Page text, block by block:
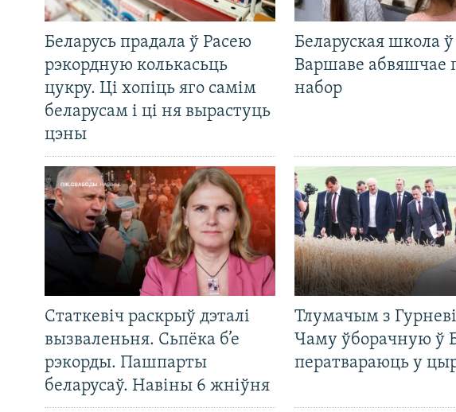
Беларусь прадала ў Расею
рэкордную колькасьць
цукру. Ці хопіць яго самім
беларусам і ці ня вырастуць
цэны
Беларуская школа ў
Варшаве абвяшчае
набор
Статкевіч раскрыў дэталі
вызваленьня. Сьпёка б’е
рэкорды. Пашпарты
беларусаў. Навіны 6 жніўня
Тлумачым з
Чаму ўборачную ў
ператвараюць у